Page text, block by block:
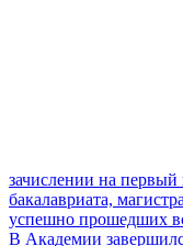
зачислении на
бакалавриата,
успешно прошедших
В Академии